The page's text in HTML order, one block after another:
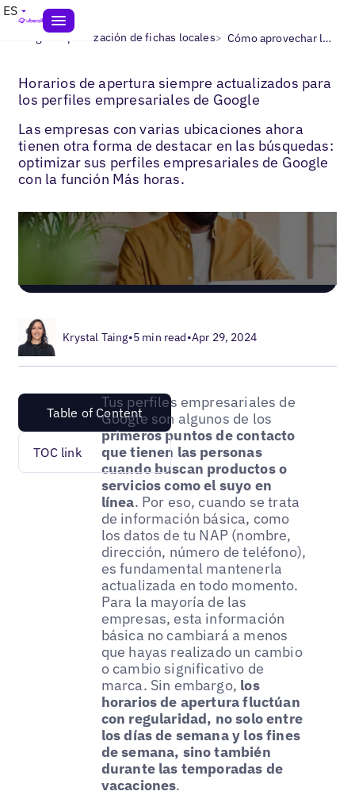
ES
Blogs> Optimización de fichas locales> Cómo aprovechar las más horas de Google My Business para promocionar tus servicios
Horarios de apertura siempre actualizados para
los perfiles empresariales de Google
Las empresas con varias ubicaciones ahora
tienen otra forma de destacar en las búsquedas:
optimizar sus perfiles empresariales de Google
con la función Más horas.
Krystal Taing•5 min read•Apr 29, 2024
Table of Content
TOC link
Tus perfiles empresariales de
Google son algunos de los
primeros puntos de contacto
que tienen las personas
cuando buscan productos o
servicios como el suyo en
línea. Por eso, cuando se trata
de información básica, como
los datos de tu NAP (nombre,
dirección, número de teléfono),
es fundamental mantenerla
actualizada en todo momento.
Para la mayoría de las
empresas, esta información
básica no cambiará a menos
que hayas realizado un cambio
o cambio significativo de
marca. Sin embargo, los
horarios de apertura fluctúan
con regularidad, no solo entre
los días de semana y los fines
de semana, sino también
durante las temporadas de
vacaciones.